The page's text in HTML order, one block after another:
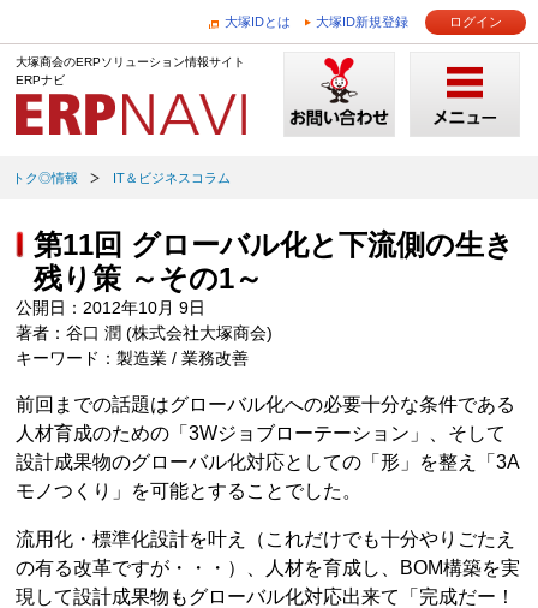
大塚IDとは 大塚ID新規登録 ログイン
大塚商会のERPソリューション情報サイト
ERPナビ
トク◎情報 IT＆ビジネスコラム
第11回 グローバル化と下流側の生き
残り策 ～その1～
公開日：2012年10月 9日
著者：谷口 潤 (株式会社大塚商会)
キーワード：製造業 / 業務改善
前回までの話題はグローバル化への必要十分な条件である
人材育成のための「3Wジョブローテーション」、そして
設計成果物のグローバル化対応としての「形」を整え「3A
モノつくり」を可能とすることでした。
流用化・標準化設計を叶え（これだけでも十分やりごたえ
の有る改革ですが・・・）、人材を育成し、BOM構築を実
現して設計成果物もグローバル化対応出来て「完成だー！